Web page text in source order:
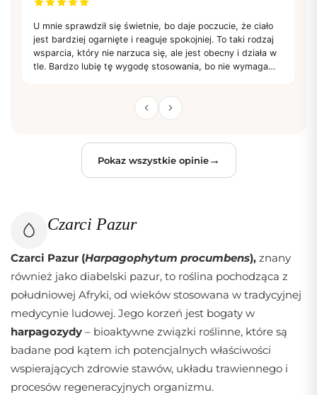
U mnie sprawdził się świetnie, bo daje poczucie, że ciało
jest bardziej ogarnięte i reaguje spokojniej. To taki rodzaj
wsparcia, który nie narzuca się, ale jest obecny i działa w
tle. Bardzo lubię tę wygodę stosowania, bo nie wymaga
Pokaz wszystkie opinie→
Czarci Pazur
Czarci Pazur (Harpagophytum procumbens), znany
również jako diabelski pazur, to roślina pochodząca z
południowej Afryki, od wieków stosowana w tradycyjnej
medycynie ludowej. Jego korzeń jest bogaty w
harpagozydy – bioaktywne związki roślinne, które są
badane pod kątem ich potencjalnych właściwości
wspierających zdrowie stawów, układu trawiennego i
procesów regeneracyjnych organizmu.